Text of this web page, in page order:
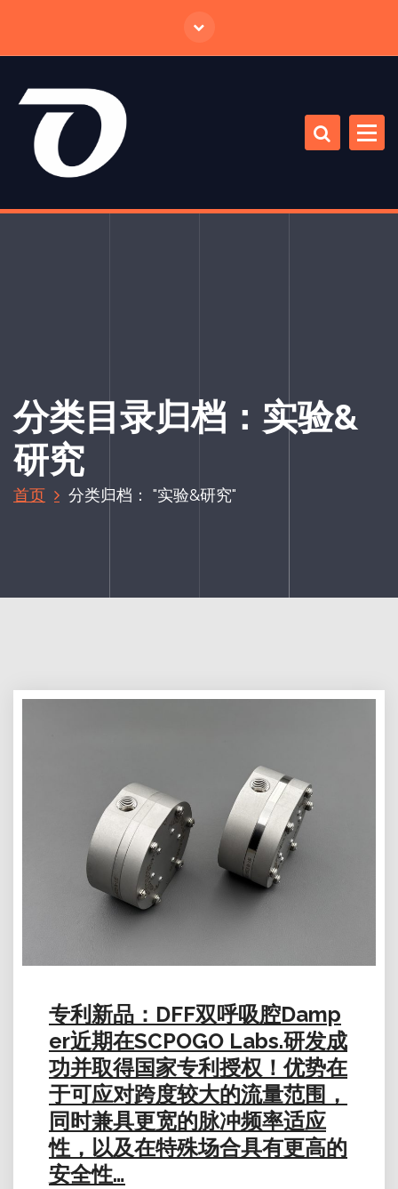
正
分类目录归档：实验&
研究
首页 分类归档： "实验&研究"
专利新品：DFF双呼吸腔Damp
er近期在SCPOGO Labs.研发成
功并取得国家专利授权！优势在
于可应对跨度较大的流量范围，
同时兼具更宽的脉冲频率适应
性，以及在特殊场合具有更高的
安全性…